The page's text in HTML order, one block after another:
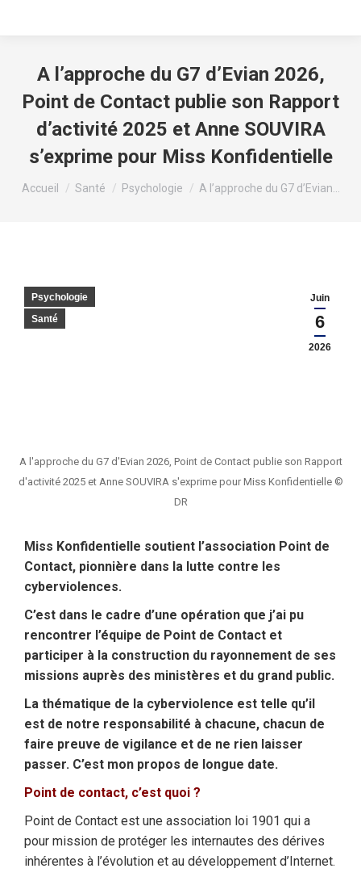
A l’approche du G7 d’Evian 2026,
Point de Contact publie son Rapport
d’activité 2025 et Anne SOUVIRA
s’exprime pour Miss Konfidentielle
Vous êtes ici :
Accueil Santé Psychologie A l’approche du G7 d’Evian…
Juin
6
2026
Psychologie
Santé
A l'approche du G7 d'Evian 2026, Point de Contact publie son Rapport
d'activité 2025 et Anne SOUVIRA s'exprime pour Miss Konfidentielle ©
DR
Miss Konfidentielle soutient l’association Point de
Contact, pionnière dans la lutte contre les
cyberviolences.
C’est dans le cadre d’une opération que j’ai pu
rencontrer l’équipe de Point de Contact et
participer à la construction du rayonnement de ses
missions auprès des ministères et du grand public.
La thématique de la cyberviolence est telle qu’il
est de notre responsabilité à chacune, chacun de
faire preuve de vigilance et de ne rien laisser
passer. C’est mon propos de longue date.
Point de contact, c’est quoi ?
Point de Contact est une association loi 1901 qui a
pour mission de protéger les internautes des dérives
inhérentes à l’évolution et au développement d’Internet.